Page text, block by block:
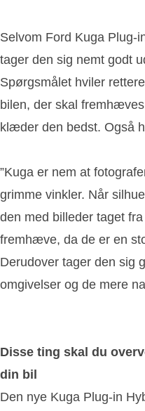
Selvom Ford Kuga Plug-
tager den sig nemt godt
Spørgsmålet hviler
bilen, der skal
klæder den bedst. Også
”Kuga er nem at
grimme vinkler. Når
den med billeder taget
fremhæve, da de er en
Derudover tager den sig
omgivelser og de mere
Disse ting skal du
din bil
Den nye Kuga Plug-in